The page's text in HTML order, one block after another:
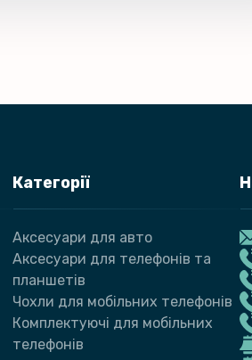
Категорії
Аксесуари для авто
Аксесуари для телефонів та
планшетів
Чохли для мобільних телефонів
Комплектуючі для мобільних
телефонів